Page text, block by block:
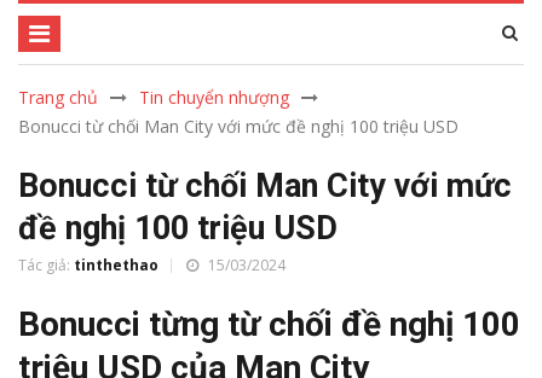
Trang chủ
Tin chuyển nhượng
Bonucci từ chối Man City với mức đề nghị 100 triệu USD
Bonucci từ chối Man City với mức
đề nghị 100 triệu USD
Tác giả: tinthethao 15/03/2024
Bonucci từng từ chối đề nghị 100
triệu USD của Man City